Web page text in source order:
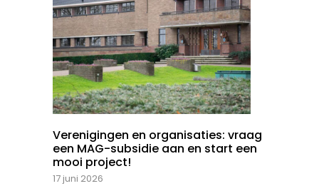
Verenigingen en organisaties: vraag
een MAG-subsidie aan en start een
mooi project!
17 juni 2026